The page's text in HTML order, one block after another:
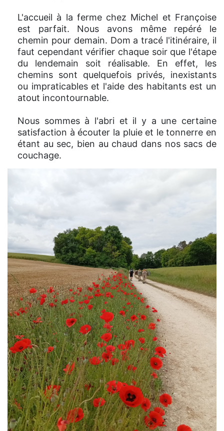
L'accueil à la ferme chez Michel et Françoise
est parfait. Nous avons même repéré le
chemin pour demain. Dom a tracé l'itinéraire, il
faut cependant vérifier chaque soir que l'étape
du lendemain soit réalisable. En effet, les
chemins sont quelquefois privés, inexistants
ou impraticables et l'aide des habitants est un
atout incontournable.
Nous sommes à l'abri et il y a une certaine
satisfaction à écouter la pluie et le tonnerre en
étant au sec, bien au chaud dans nos sacs de
couchage.